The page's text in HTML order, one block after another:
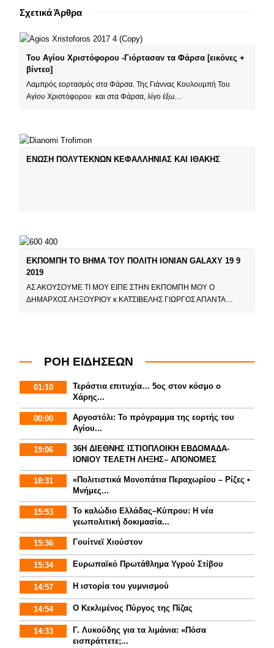
Σχετικά Άρθρα
Του Αγίου Χριστόφορου -Γιόρτασαν τα Φάρσα [εικόνες +
βίντεο]
Λαμπρός εορτασμός στα Φάρσα. Της Γιάννας Κουλουμπή Του
Αγίου Χριστόφορου και στα Φάρσα, λίγο έξω…
ΕΝΩΣΗ ΠΟΛΥΤΕΚΝΩΝ ΚΕΦΑΛΛΗΝΙΑΣ ΚΑΙ ΙΘΑΚΗΣ
ΕΚΠΟΜΠΗ ΤΟ ΒΗΜΑ ΤΟΥ ΠΟΛΙΤΗ IONIAN GALAXY 19 9
2019
ΑΣ ΑΚΟΥΣΟΥΜΕ ΤΙ ΜΟΥ ΕΙΠΕ ΣΤΗΝ ΕΚΠΟΜΠΗ ΜΟΥ Ο
ΔΗΜΑΡΧΟΣ ΛΗΞΟΥΡΙΟΥ κ ΚΑΤΣΙΒΕΛΗΣ ΓΙΩΡΓΟΣ ΑΠΑΝΤΑ…
ΡΟΗ ΕΙΔΗΣΕΩΝ
01:10
Τεράστια επιτυχία… 5ος στον κόσμο ο
Χάρης...
00:00
Αργοστόλι: Το πρόγραμμα της εορτής του
Αγίου...
19:06
36Η ΔΙΕΘΝΗΣ ΙΣΤΙΟΠΛΟΙΚΗ ΕΒΔΟΜΑΔΑ-
ΙΟΝΙΟΥ ΤΕΛΕΤΗ ΛΗΞΗΣ– ΑΠΟΝΟΜΕΣ
18:31
«Πολιτιστικά Μονοπάτια Περαχωρίου – Ρίζες •
Μνήμες...
15:53
Το καλώδιο Ελλάδας–Κύπρου: Η νέα
γεωπολιτική δοκιμασία...
15:36 Γουίτνεϊ Χιούστον
15:34 Ευρωπαϊκό Πρωτάθλημα Υγρού Στίβου
14:57 Η ιστορία του γυμνισμoύ
14:54 Ο Κεκλιμένος Πύργος της Πίζας
14:33
Γ. Λυκούδης για τα λιμάνια: «Πόσα
εισπράττετε;...